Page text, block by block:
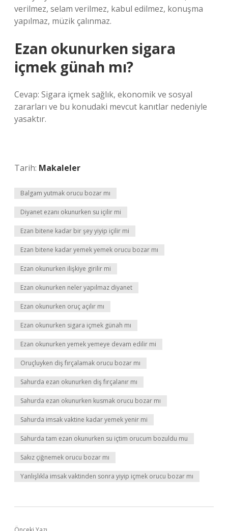
verilmez, selam verilmez, kabul edilmez, konuşma
yapılmaz, müzik çalınmaz.
Ezan okunurken sigara
içmek günah mı?
Cevap: Sigara içmek sağlık, ekonomik ve sosyal
zararları ve bu konudaki mevcut kanıtlar nedeniyle
yasaktır.
Tarih: Makaleler
Balgam yutmak orucu bozar mı
Diyanet ezanı okunurken su içilir mi
Ezan bitene kadar bir şey yiyip içilir mi
Ezan bitene kadar yemek yemek orucu bozar mı
Ezan okunurken ilişkiye girilir mi
Ezan okunurken neler yapılmaz diyanet
Ezan okunurken oruç açılır mı
Ezan okunurken sigara içmek günah mı
Ezan okunurken yemek yemeye devam edilir mi
Oruçluyken diş fırçalamak orucu bozar mı
Sahurda ezan okunurken diş fırçalanır mı
Sahurda ezan okunurken kusmak orucu bozar mı
Sahurda imsak vaktine kadar yemek yenir mi
Sahurda tam ezan okunurken su içtim orucum bozuldu mu
Sakız çiğnemek orucu bozar mı
Yanlışlıkla imsak vaktinden sonra yiyip içmek orucu bozar mı